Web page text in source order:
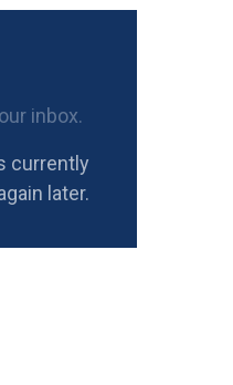
inbox.
currently
later.